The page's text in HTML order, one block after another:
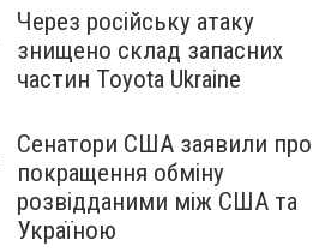
Через російську атаку
знищено склад запасних
частин Toyota Ukraine
Сенатори США заявили про
покращення обміну
розвідданими між США та
Україною